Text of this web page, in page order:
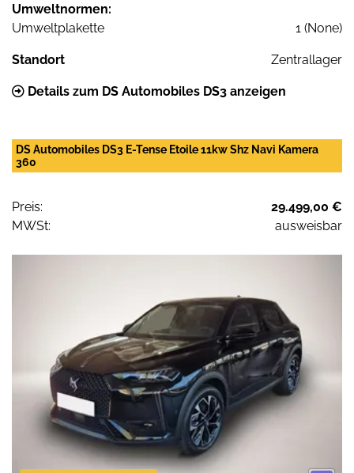
Umweltnormen:
Umweltplakette
1 (None)
Standort Zentrallager
Details zum DS Automobiles DS3 anzeigen
DS Automobiles DS3 E-Tense Etoile 11kw Shz Navi Kamera
360
Preis:
29.499,00 €
MWSt:
ausweisbar